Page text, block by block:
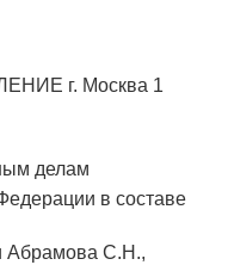
г. Москва 1
делам
в составе
Абрамова С.Н.,